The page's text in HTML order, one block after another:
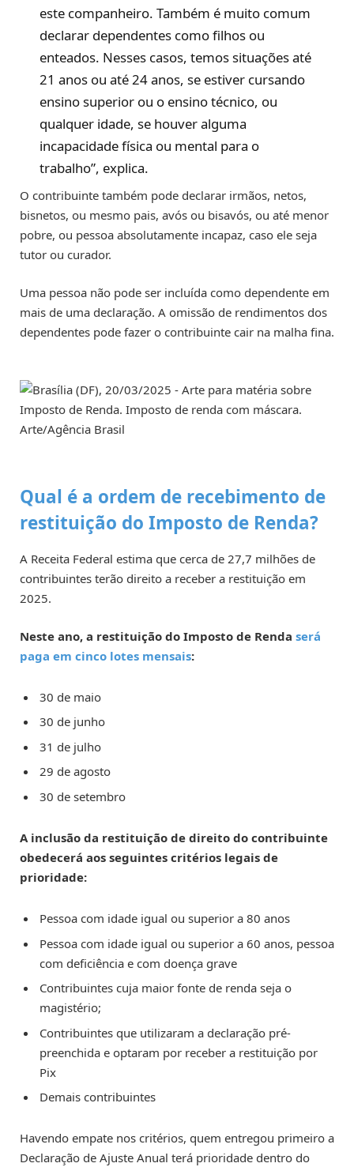
este companheiro. Também é muito comum
declarar dependentes como filhos ou
enteados. Nesses casos, temos situações até
21 anos ou até 24 anos, se estiver cursando
ensino superior ou o ensino técnico, ou
qualquer idade, se houver alguma
incapacidade física ou mental para o
trabalho”, explica.
O contribuinte também pode declarar irmãos, netos,
bisnetos, ou mesmo pais, avós ou bisavós, ou até menor
pobre, ou pessoa absolutamente incapaz, caso ele seja
tutor ou curador.
Uma pessoa não pode ser incluída como dependente em
mais de uma declaração. A omissão de rendimentos dos
dependentes pode fazer o contribuinte cair na malha fina.
Qual é a ordem de recebimento de
restituição do Imposto de Renda?
A Receita Federal estima que cerca de 27,7 milhões de
contribuintes terão direito a receber a restituição em
2025.
Neste ano, a restituição do Imposto de Renda será
paga em cinco lotes mensais:
30 de maio
30 de junho
31 de julho
29 de agosto
30 de setembro
A inclusão da restituição de direito do contribuinte
obedecerá aos seguintes critérios legais de
prioridade:
Pessoa com idade igual ou superior a 80 anos
Pessoa com idade igual ou superior a 60 anos, pessoa
com deficiência e com doença grave
Contribuintes cuja maior fonte de renda seja o
magistério;
Contribuintes que utilizaram a declaração pré-
preenchida e optaram por receber a restituição por
Pix
Demais contribuintes
Havendo empate nos critérios, quem entregou primeiro a
Declaração de Ajuste Anual terá prioridade dentro do